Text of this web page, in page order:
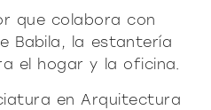
Moderno suave
que colabora con
Babila, la estantería
el hogar y la oficina.
en Arquitectura